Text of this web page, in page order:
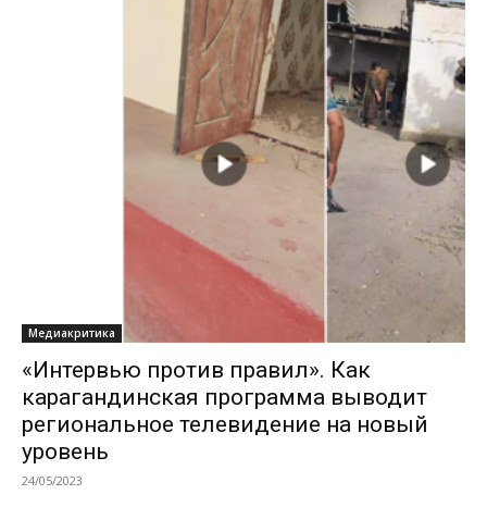
Медиакритика
«Интервью против правил». Как
карагандинская программа выводит
региональное телевидение на новый
уровень
24/05/2023